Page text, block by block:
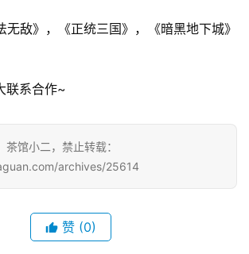
敌》，《正统三国》，《暗黑地下城》
联系合作~
馆小二，禁止转载：
archives/25614
赞 (0)